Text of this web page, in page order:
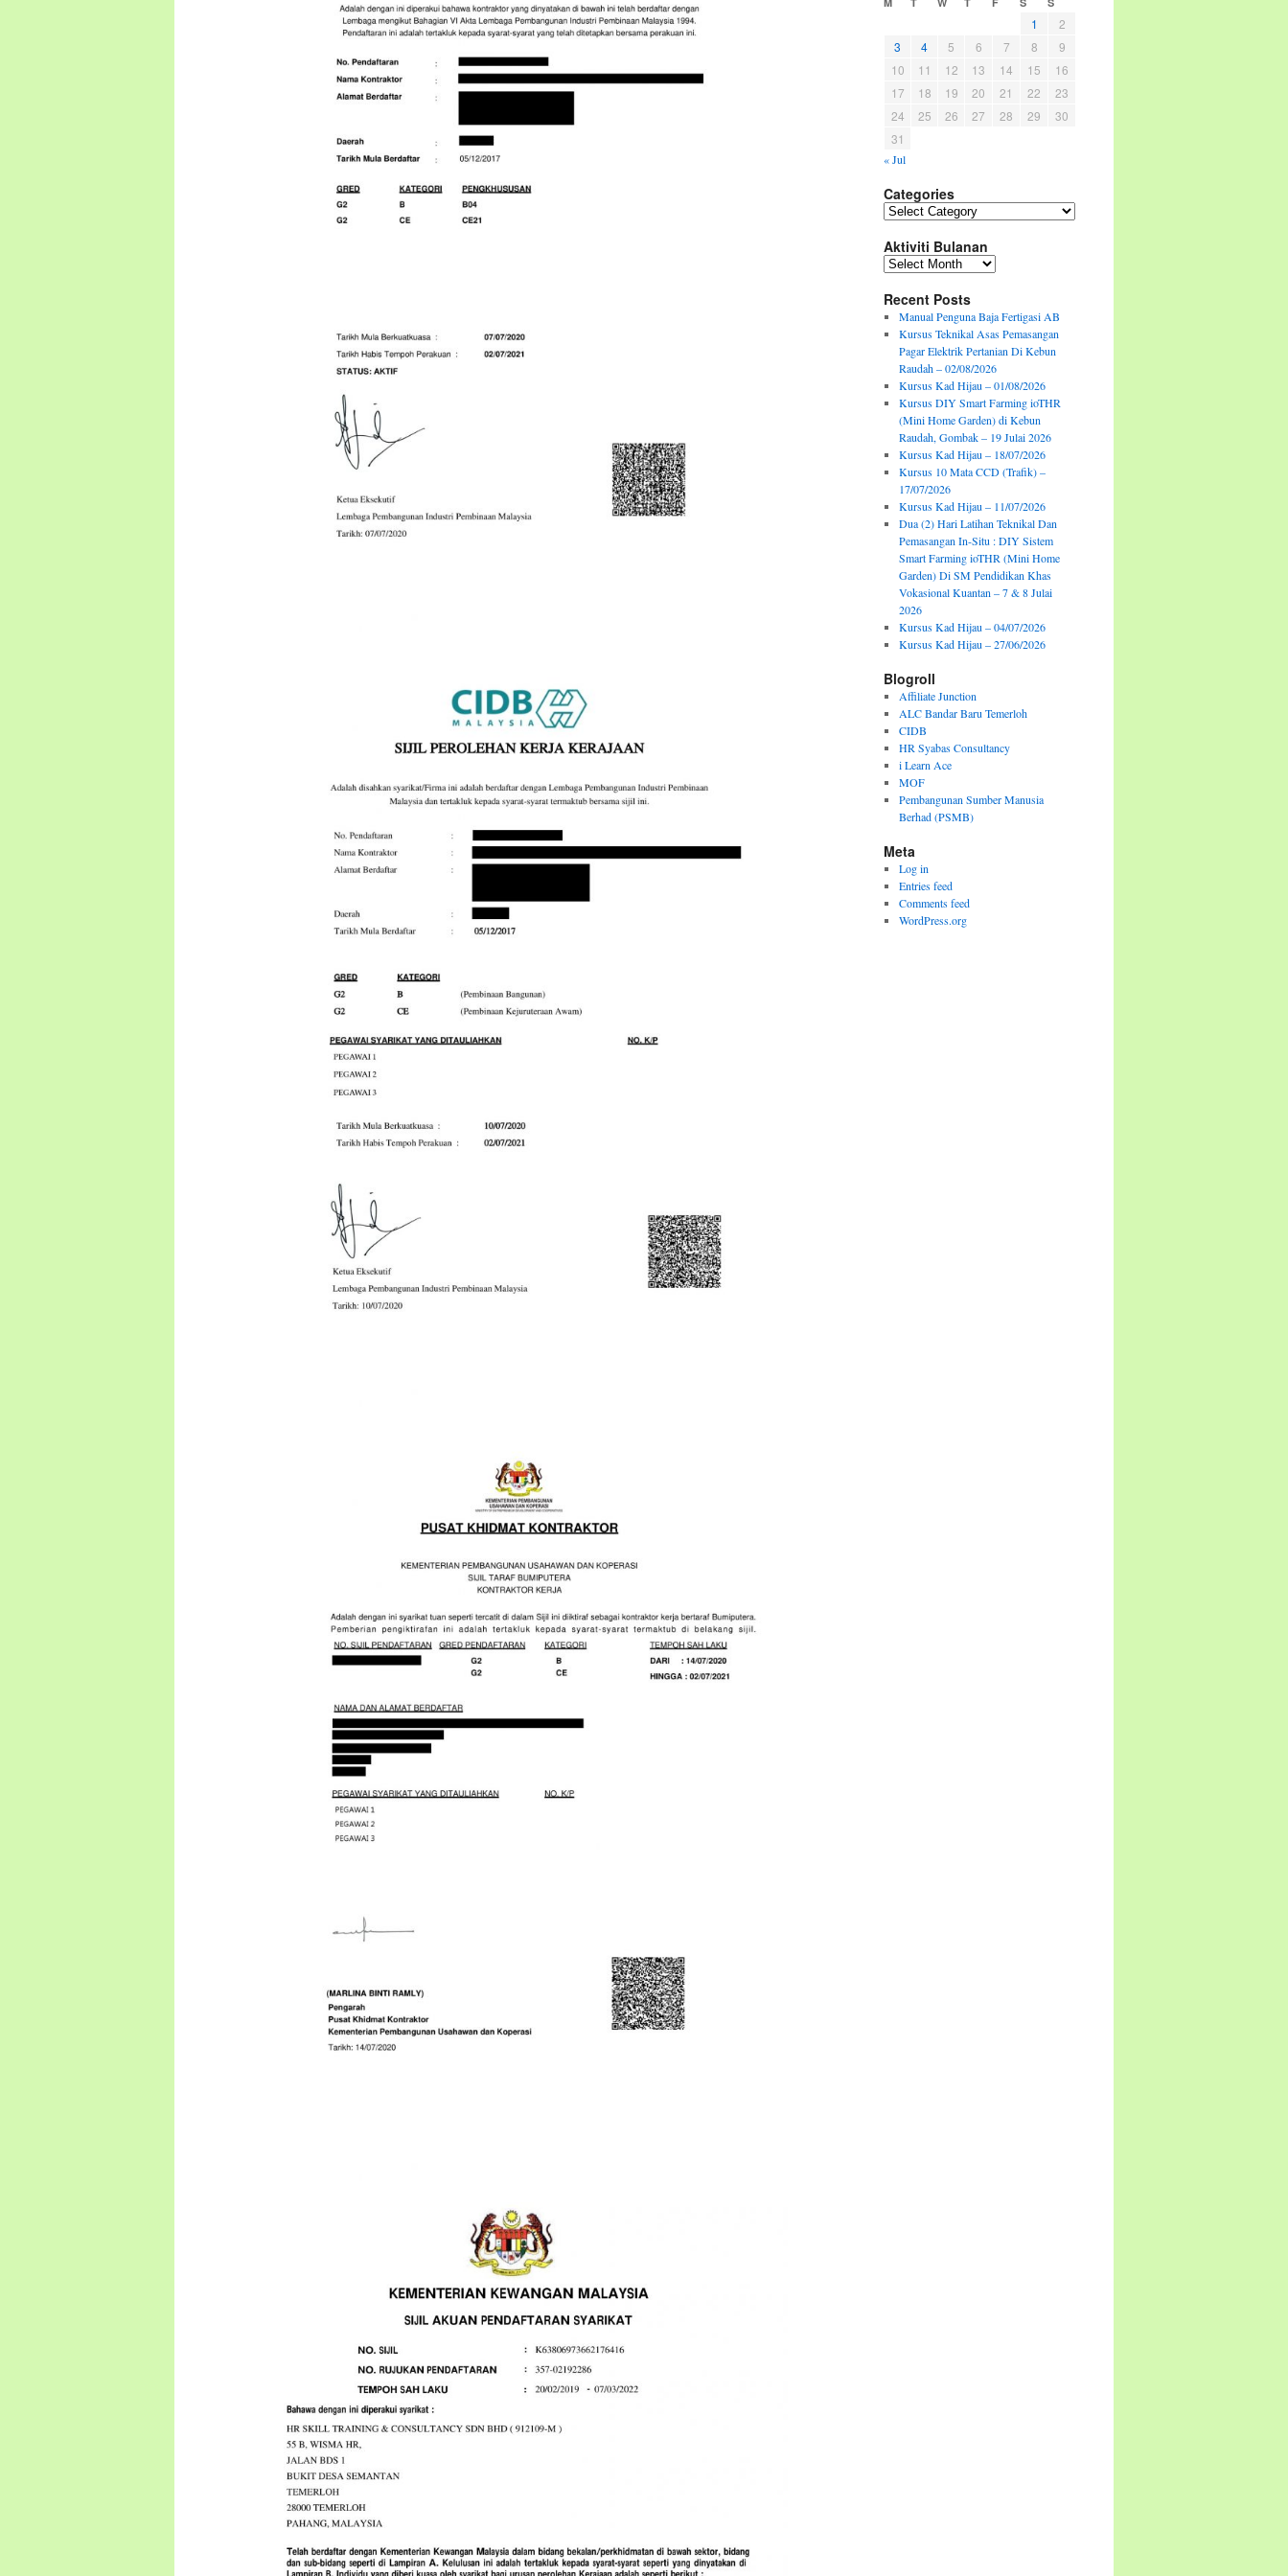
1
2
3
4 5 6 7 8
9
10
11 12 13 14 15
16
17
18 19 20 21 22
23
24
25 26 27 28 29
30
31
« Jul
Categories
Categories
Aktiviti Bulanan
Aktiviti
Recent Posts
Manual Penguna Baja Fertigasi AB
Kursus Teknikal Asas Pemasangan
Pagar Elektrik Pertanian Di Kebun
Raudah – 02/08/2026
Kursus Kad Hijau – 01/08/2026
Kursus DIY Smart Farming ioTHR
(Mini Home Garden) di Kebun
Raudah, Gombak – 19 Julai 2026
Kursus Kad Hijau – 18/07/2026
Kursus 10 Mata CCD (Trafik) –
17/07/2026
Kursus Kad Hijau – 11/07/2026
Dua (2) Hari Latihan Teknikal Dan
Pemasangan In-Situ : DIY Sistem
Smart Farming ioTHR (Mini Home
Garden) Di SM Pendidikan Khas
Vokasional Kuantan – 7 & 8 Julai
2026
Kursus Kad Hijau – 04/07/2026
Kursus Kad Hijau – 27/06/2026
Blogroll
Affiliate Junction
ALC Bandar Baru Temerloh
CIDB
HR Syabas Consultancy
i Learn Ace
MOF
Pembangunan Sumber Manusia
Berhad (PSMB)
Meta
Log in
Entries feed
Comments feed
WordPress.org